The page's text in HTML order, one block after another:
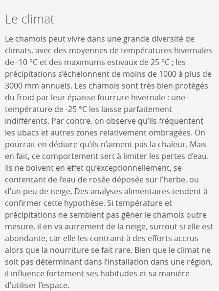
Le climat
Le chamois peut vivre dans une grande diversité de
climats, avec des moyennes de températures hivernales
de -10 °C et des maximums estivaux de 25 °C ; les
précipitations s’échelonnent de moins de 1000 à plus de
3000 mm annuels. Les chamois sont très bien protégés
du froid par leur épaisse fourrure hivernale : une
température de -25 °C les laisse parfaitement
indifférents. Par contre, on observe qu’ils fréquentent
les ubacs et autres zones relativement ombragées. On
pourrait en déduire qu’ils n’aiment pas la chaleur. Mais
en fait, ce comportement sert à limiter les pertes d’eau.
Ils ne boivent en effet qu’exceptionnellement, se
contentant de l’eau de rosée déposée sur l’herbe, ou
d’un peu de neige. Des analyses alimentaires tendent à
confirmer cette hypothèse. Si température et
précipitations ne semblent pas gêner le chamois outre
mesure, il en va autrement de la neige, surtout si elle est
abondante, car elle les contraint à des efforts accrus
alors que la nourriture se fait rare. Bien que le climat ne
soit pas déterminant dans l’installation dans une région,
il influence fortement ses habitudes et sa manière
d’utiliser l’espace.